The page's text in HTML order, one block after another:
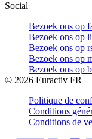
Social
Bezoek ons op
Bezoek ons op
Bezoek ons op
Bezoek ons op
Bezoek ons op
© 2026 Euractiv FR
Politique de
Conditions
Conditions de